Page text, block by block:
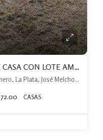
OPORTUNIDAD VENTA DE CASA CON LOTE AMPLIO
Calle 519 e/ 183 y 184 , Melchor Romero, La Plata, José Melchor Romero, La Plata
72.00 CASAS